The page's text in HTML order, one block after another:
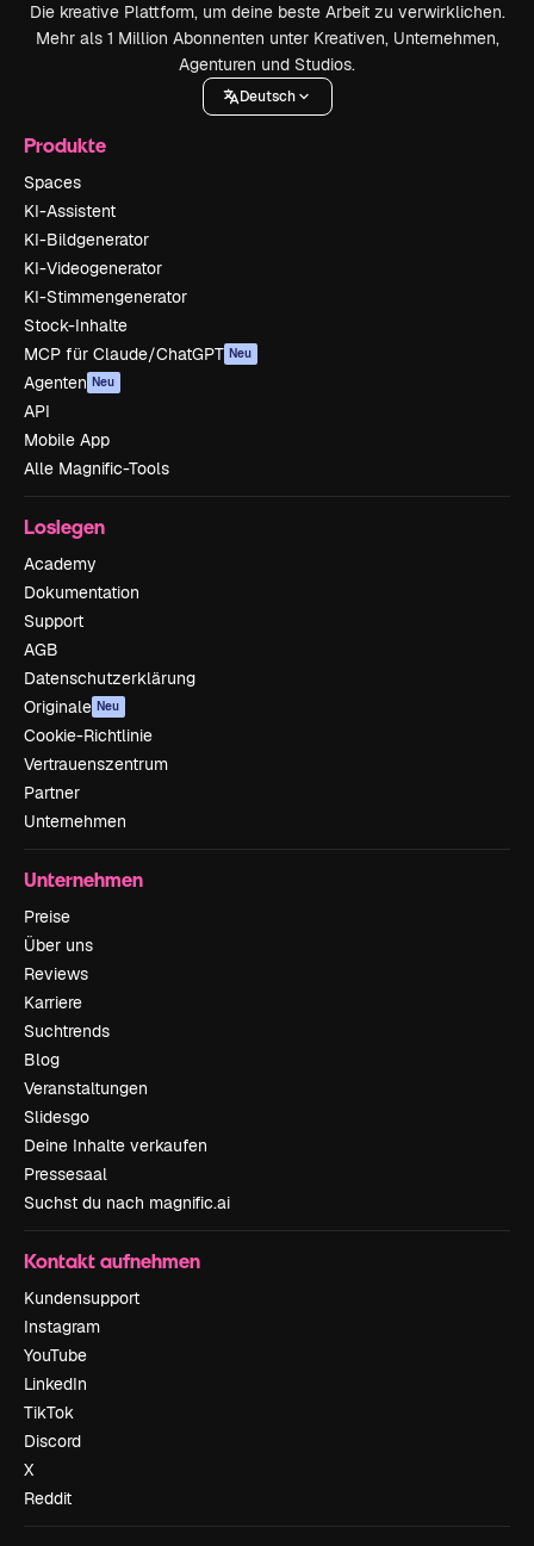
Die kreative Plattform, um deine beste Arbeit zu verwirklichen.
Mehr als 1 Million Abonnenten unter Kreativen, Unternehmen,
Agenturen und Studios.
Deutsch
Produkte
Spaces
KI-Assistent
KI-Bildgenerator
KI-Videogenerator
KI-Stimmengenerator
Stock-Inhalte
MCP für Claude/ChatGPT Neu
Agenten Neu
API
Mobile App
Alle Magnific-Tools
Loslegen
Academy
Dokumentation
Support
AGB
Datenschutzerklärung
Originale Neu
Cookie-Richtlinie
Vertrauenszentrum
Partner
Unternehmen
Unternehmen
Preise
Über uns
Reviews
Karriere
Suchtrends
Blog
Veranstaltungen
Slidesgo
Deine Inhalte verkaufen
Pressesaal
Suchst du nach magnific.ai
Kontakt aufnehmen
Kundensupport
Instagram
YouTube
LinkedIn
TikTok
Discord
X
Reddit